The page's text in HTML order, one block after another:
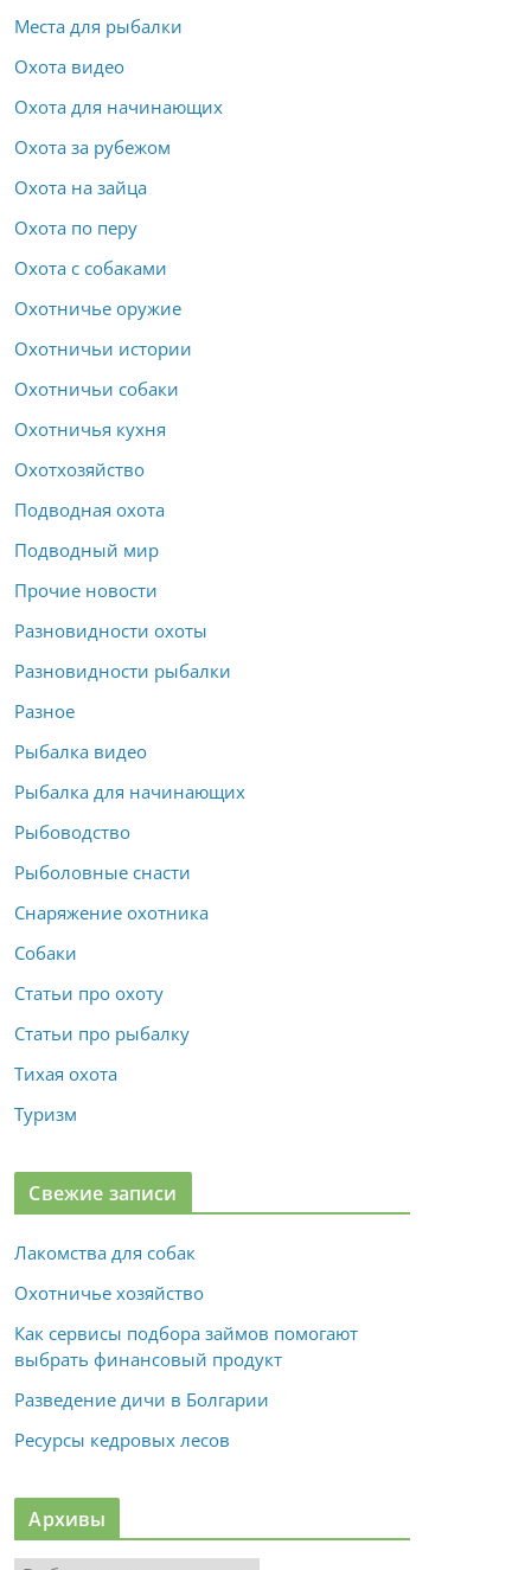
Места для рыбалки
Охота видео
Охота для начинающих
Охота за рубежом
Охота на зайца
Охота по перу
Охота с собаками
Охотничье оружие
Охотничьи истории
Охотничьи собаки
Охотничья кухня
Охотхозяйство
Подводная охота
Подводный мир
Прочие новости
Разновидности охоты
Разновидности рыбалки
Разное
Рыбалка видео
Рыбалка для начинающих
Рыбоводство
Рыболовные снасти
Снаряжение охотника
Собаки
Статьи про охоту
Статьи про рыбалку
Тихая охота
Туризм
Свежие записи
Лакомства для собак
Охотничье хозяйство
Как сервисы подбора займов помогают
выбрать финансовый продукт
Разведение дичи в Болгарии
Ресурсы кедровых лесов
Архивы